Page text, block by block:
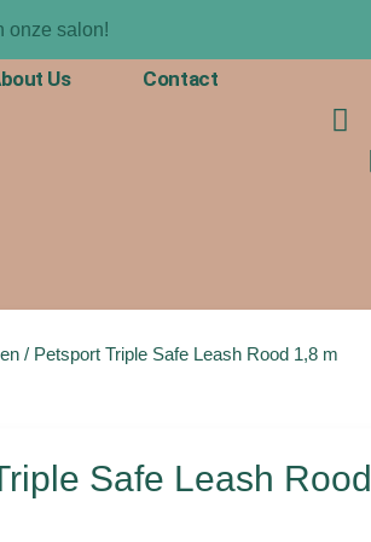
onze salon!
Us Contact
F
/ Petsport Triple Safe Leash Rood 1,8 m
Safe Leash Rood